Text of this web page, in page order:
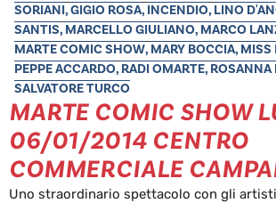
SORIANI,GIGIO ROSA, INCENDIO, LINO
SANTIS, MARCELLO GIULIANO, MARCO
MARTE COMIC SHOW, MARY BOCCIA, MISS
PEPPE ACCARDO, RADI OMARTE,
SALVATORE TURCO
MARTE COMIC SHOW
06/01/2014 CENTRO
COMMERCIALE
Uno straordinario spettacolo con gli